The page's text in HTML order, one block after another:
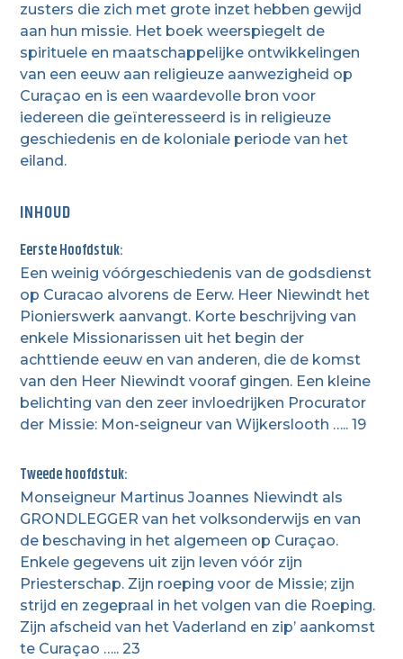
zusters die zich met grote inzet hebben gewijd
aan hun missie. Het boek weerspiegelt de
spirituele en maatschappelijke ontwikkelingen
van een eeuw aan religieuze aanwezigheid op
Curaçao en is een waardevolle bron voor
iedereen die geïnteresseerd is in religieuze
geschiedenis en de koloniale periode van het
eiland.
INHOUD
Eerste Hoofdstuk:
Een weinig vóórgeschiedenis van de godsdienst
op Curacao alvorens de Eerw. Heer Niewindt het
Pionierswerk aanvangt. Korte beschrijving van
enkele Missionarissen uit het begin der
achttiende eeuw en van anderen, die de komst
van den Heer Niewindt vooraf gingen. Een kleine
belichting van den zeer invloedrijken Procurator
der Missie: Mon-seigneur van Wijkerslooth ….. 19
Tweede hoofdstuk:
Monseigneur Martinus Joannes Niewindt als
GRONDLEGGER van het volksonderwijs en van
de beschaving in het algemeen op Curaçao.
Enkele gegevens uit zijn leven vóór zijn
Priesterschap. Zijn roeping voor de Missie; zijn
strijd en zegepraal in het volgen van die Roeping.
Zijn afscheid van het Vaderland en zip’ aankomst
te Curaçao ….. 23